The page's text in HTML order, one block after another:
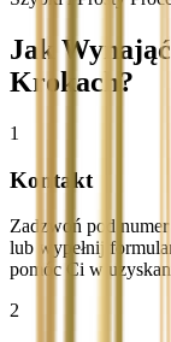
Jak
Krokach?
1
Kontakt
Zadzwoń pod numer
lub wypełnij
pomóc Ci w
2